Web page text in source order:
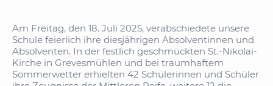
Am Freitag, den 18. Juli 2025, verabschiedete unsere
Schule feierlich ihre diesjährigen Absolventinnen und
Absolventen. In der festlich geschmückten St.-Nikolai-
Kirche in Grevesmühlen und bei traumhaftem
Sommerwetter erhielten 42 Schülerinnen und Schüler